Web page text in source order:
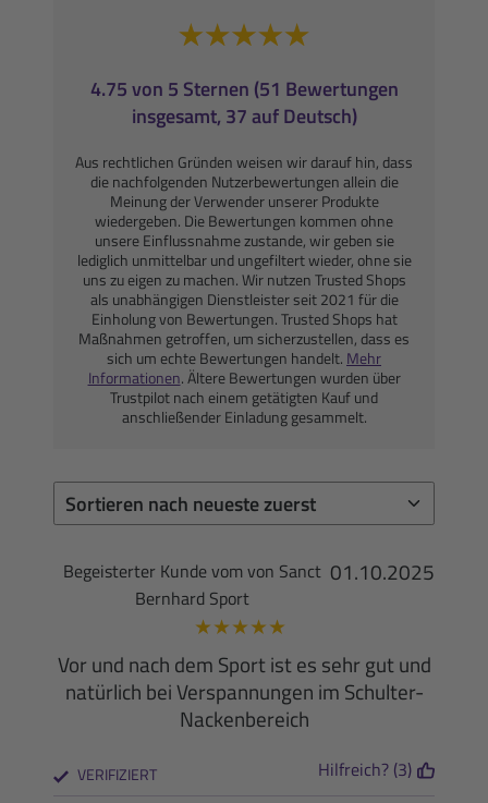
4.75 von 5 Sternen (51 Bewertungen
insgesamt, 37 auf Deutsch)
Aus rechtlichen Gründen weisen wir darauf hin, dass
die nachfolgenden Nutzerbewertungen allein die
Meinung der Verwender unserer Produkte
wiedergeben. Die Bewertungen kommen ohne
unsere Einflussnahme zustande, wir geben sie
lediglich unmittelbar und ungefiltert wieder, ohne sie
uns zu eigen zu machen. Wir nutzen Trusted Shops
als unabhängigen Dienstleister seit 2021 für die
Einholung von Bewertungen. Trusted Shops hat
Maßnahmen getroffen, um sicherzustellen, dass es
sich um echte Bewertungen handelt. Mehr
Informationen. Ältere Bewertungen wurden über
Trustpilot nach einem getätigten Kauf und
anschließender Einladung gesammelt.
01.10.2025
Begeisterter Kunde vom von Sanct
Bernhard Sport
★★★★★
Vor und nach dem Sport ist es sehr gut und
natürlich bei Verspannungen im Schulter-
Nackenbereich
VERIFIZIERT Hilfreich? (3)